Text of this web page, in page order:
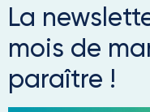
La
mois de
paraître !